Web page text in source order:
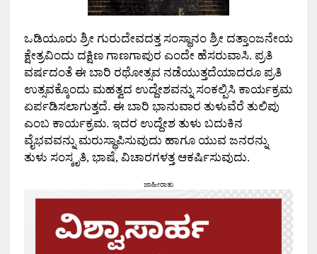
ಒಡಿಯೂರು ಶ್ರೀ ಗುರುದೇವದತ್ತ ಸಂಸ್ಥಾನಂ ಶ್ರೀ ದತ್ತಾಂಜನೇಯ
ಕ್ಷೇತ್ರವಿಂದು ದಕ್ಷಿಣ ಗಾಣಗಾಪುರ ಎಂದೇ ಹೆಸರುವಾಸಿ. ಪ್ರತಿ
ವರ್ಷದಂತೆ ಈ ಬಾರಿ ರಥೋತ್ಸವ ನಡೆಯುತ್ತದೆಯಾದರೂ ಪ್ರತಿ
ಉತ್ಸವಕ್ಕೊಂದು ಮಹತ್ವದ ಉದ್ದೇಶವನ್ನು ಸಂಕಲ್ಪಿಸಿ ಕಾರ್ಯಕ್ರಮ
ಏರ್ಪಡಿಸಲಾಗುತ್ತದೆ. ಈ ಬಾರಿ ಭಾನುವಾರ ತುಳುವೆರೆ ತುಲಿಪು
ಎಂಬ ಕಾರ್ಯಕ್ರಮ. ಇದರ ಉದ್ದೇಶ ತುಳು ಬದುಕಿನ
ವೈಭವವನ್ನು ಮರುಸ್ಥಾಪಿಸುವುದು ಹಾಗೂ ಯುವ ಜನರನ್ನು
ತುಳು ಸಂಸ್ಕೃತಿ, ಭಾಷೆ, ವಿಚಾರಗಳತ್ತ ಆಕರ್ಷಿಸುವುದು.
ಜಾಹೀರಾತು